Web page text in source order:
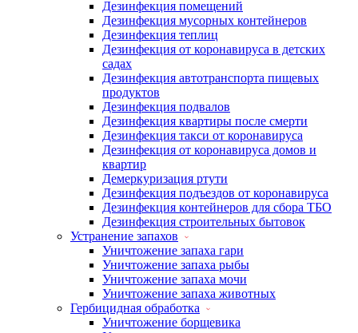
Дезинфекция помещений
Дезинфекция мусорных контейнеров
Дезинфекция теплиц
Дезинфекция от коронавируса в детских
садах
Дезинфекция автотранспорта пищевых
продуктов
Дезинфекция подвалов
Дезинфекция квартиры после смерти
Дезинфекция такси от коронавируса
Дезинфекция от коронавируса домов и
квартир
Демеркуризация ртути
Дезинфекция подъездов от коронавируса
Дезинфекция контейнеров для сбора ТБО
Дезинфекция строительных бытовок
Устранение запахов
Уничтожение запаха гари
Уничтожение запаха рыбы
Уничтожение запаха мочи
Уничтожение запаха животных
Гербицидная обработка
Уничтожение борщевика